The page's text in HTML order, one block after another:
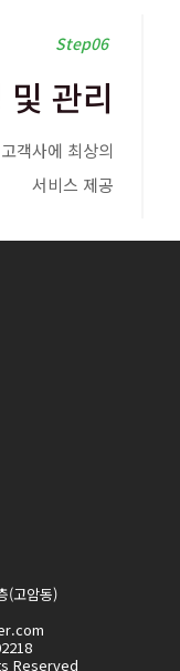
Step06
및 관리
객사에 최상의
서비스 제공
(고암동)
Reserved